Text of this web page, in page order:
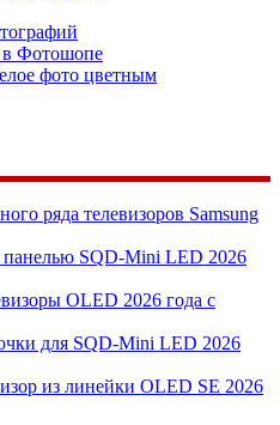
в Фотошопе
фото цветным
ряда телевизоров Samsung
SQD-Mini LED 2026
OLED 2026 года с
для SQD-Mini LED 2026
из линейки OLED SE 2026